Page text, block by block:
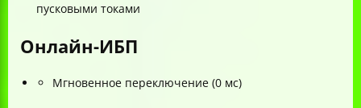
пусковыми токами
Онлайн-ИБП
Мгновенное переключение (0 мс)